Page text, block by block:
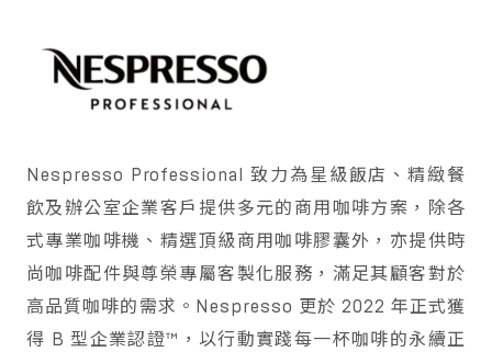
Nespresso Professional 致力為星級飯店、精緻餐
飲及辦公室企業客戶提供多元的商用咖啡方案，除各
式專業咖啡機、精選頂級商用咖啡膠囊外，亦提供時
尚咖啡配件與尊榮專屬客製化服務，滿足其顧客對於
高品質咖啡的需求。Nespresso 更於 2022 年正式獲
得 B 型企業認證™，以行動實踐每一杯咖啡的永續正